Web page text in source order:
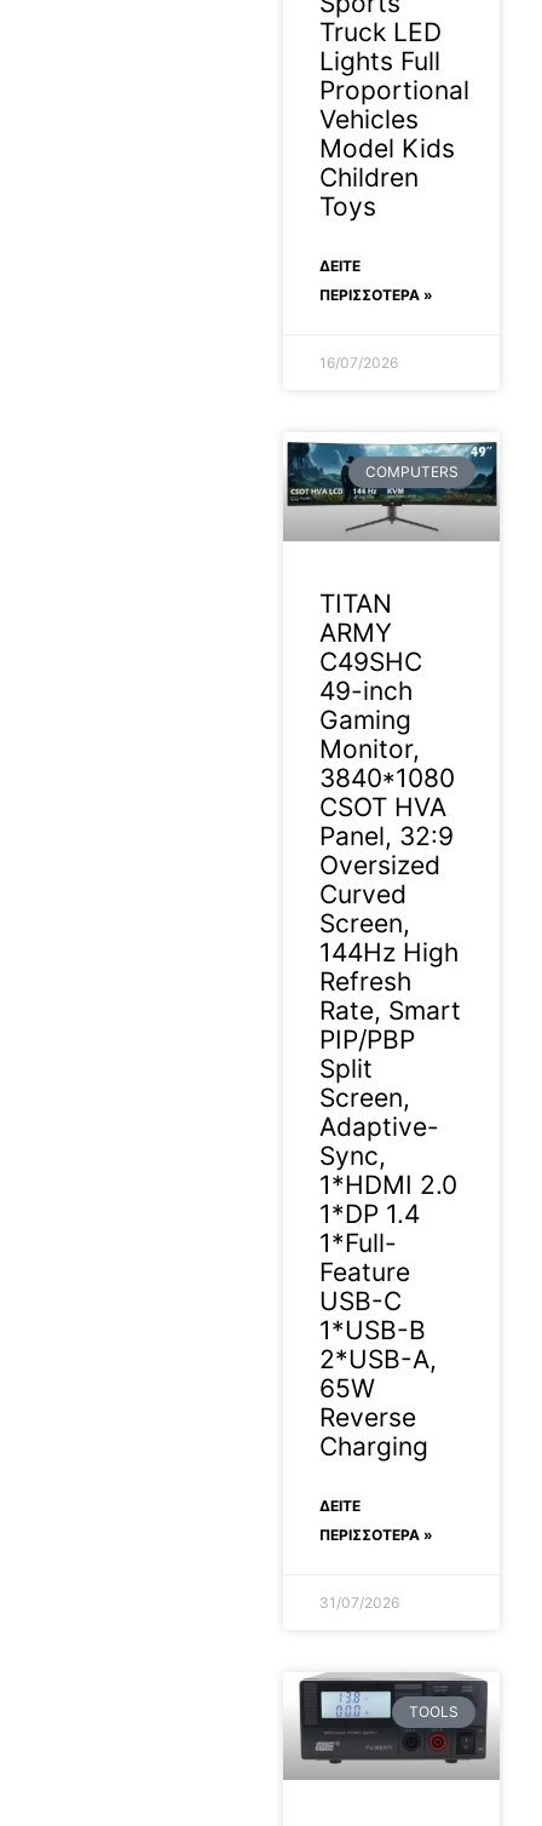
Truck LED
Lights Full
Proportional
Vehicles
Model Kids
Children
Toys
ΔΕΊΤΕ
ΠΕΡΙΣΣΟΤΕΡΑ »
16/07/2026
COMPUTERS
TITAN
ARMY
C49SHC
49-inch
Gaming
Monitor,
3840*1080
CSOT HVA
Panel, 32:9
Oversized
Curved
Screen,
144Hz High
Refresh
Rate, Smart
PIP/PBP
Split
Screen,
Adaptive-
Sync,
1*HDMI 2.0
1*DP 1.4
1*Full-
Feature
USB-C
1*USB-B
2*USB-A,
65W
Reverse
Charging
ΔΕΊΤΕ
ΠΕΡΙΣΣΟΤΕΡΑ »
31/07/2026
TOOLS